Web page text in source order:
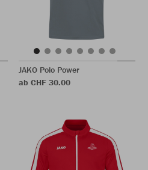
JAKO Polo Power
ab CHF 30.00